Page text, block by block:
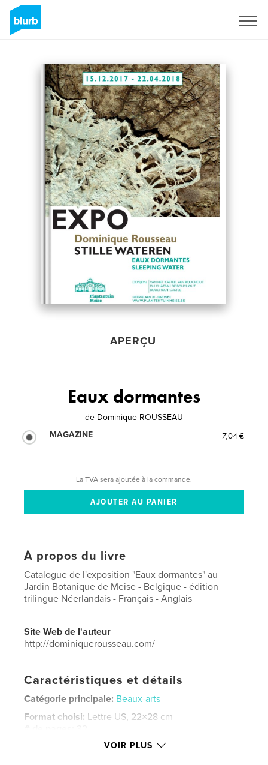
APERÇU
Eaux dormantes
de Dominique ROUSSEAU
MAGAZINE
7,04 €
La TVA sera ajoutée à la commande.
À propos du livre
Catalogue de l'exposition "Eaux dormantes" au
Jardin Botanique de Meise - Belgique - édition
trilingue Néerlandais - Français - Anglais
Site Web de l'auteur
http://dominiquerousseau.com/
Caractéristiques et détails
Catégorie principale: Beaux-arts
Format choisi: Lettre US, 22×28 cm
Date de publication:janv 07, 2018
VOIR PLUS